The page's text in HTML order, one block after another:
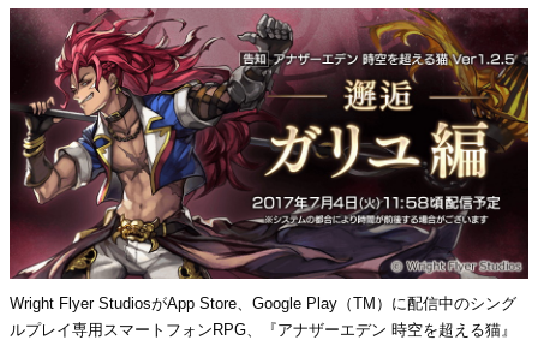
Wright Flyer StudiosがApp Store、Google Play（TM）に配信中のシング
ルプレイ専用スマートフォンRPG、『アナザーエデン 時空を超える猫』